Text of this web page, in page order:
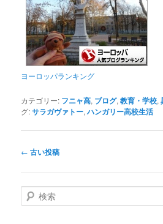
ヨーロッパランキング
カテゴリー: フニャ高, ブログ,教育・学校,
グ:サラガヴァトー,ハンガリー高校生活
投
ナ
ビ
ゲ
← 古い投稿
検
索